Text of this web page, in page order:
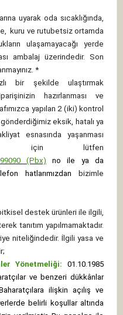
uyarak oda sıcaklığında,
kuru ve rutubetsiz ortamda
ulaşamayacağı yerde
ambalaj üzerindedir. Son
*
bir şekilde ulaştırmak
hazırlanması ve
yapılan 2 (iki) kontrol
eksik, hatalı ya
esnasında yaşanması
için lütfen
(Pbx) no ile ya da
hatlarımızdan bizimle
destek ürünleri ile ilgili,
tanıtım yapılmamaktadır.
niteliğindedir. İlgili yasa ve
Yönetmeliği: 01.10.1985
ve benzeri dükkânlar
ilişkin açılış ve
belirli koşullar altında